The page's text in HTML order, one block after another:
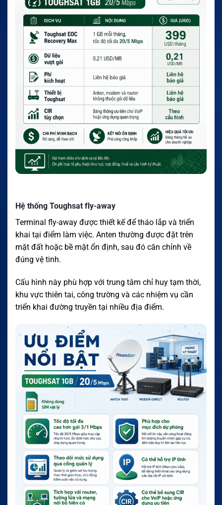
Hệ thống Toughsat fly-away
Terminal fly-away được thiết kế để tháo lắp và triển
khai tại điểm làm việc. Anten thường được đặt trên
mặt đất hoặc bề mặt ổn định, sau đó căn chỉnh về
đúng vệ tinh.
Cấu hình này phù hợp với trung tâm chỉ huy tạm thời,
khu vực thiên tai, công trường và các nhiệm vụ cần
triển khai đường truyền tại nhiều địa điểm.